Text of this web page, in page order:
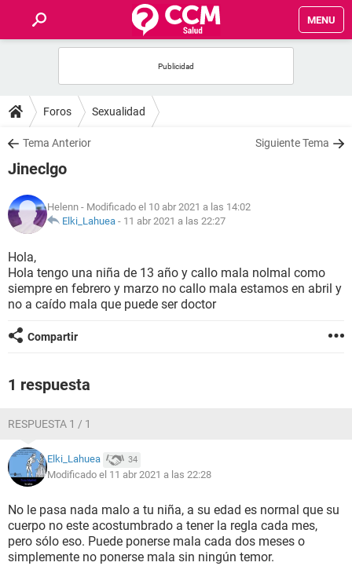
MENU
FOROS
SALUD
FAMILIA
NUTRICIÓN
BIENESTAR
SEXUALIDAD
GLOSARIO
Foros Sexualidad
Tema Anterior Siguiente Tema
Jineclgo
Helenn - Modificado el 10 abr 2021 a las 14:02
Elki_Lahuea - 11 abr 2021 a las 22:27
Hola,
Hola tengo una niña de 13 año y callo mala nolmal como
siempre en febrero y marzo no callo mala estamos en abril y
no a caído mala que puede ser doctor
Compartir
1 respuesta
RESPUESTA 1 / 1
Elki_Lahuea 34
Modificado el 11 abr 2021 a las 22:28
No le pasa nada malo a tu niña, a su edad es normal que su
cuerpo no este acostumbrado a tener la regla cada mes,
pero sólo eso. Puede ponerse mala cada dos meses o
simplemente no ponerse mala sin ningún temor.